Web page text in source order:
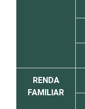
RENDA
FAMILIAR